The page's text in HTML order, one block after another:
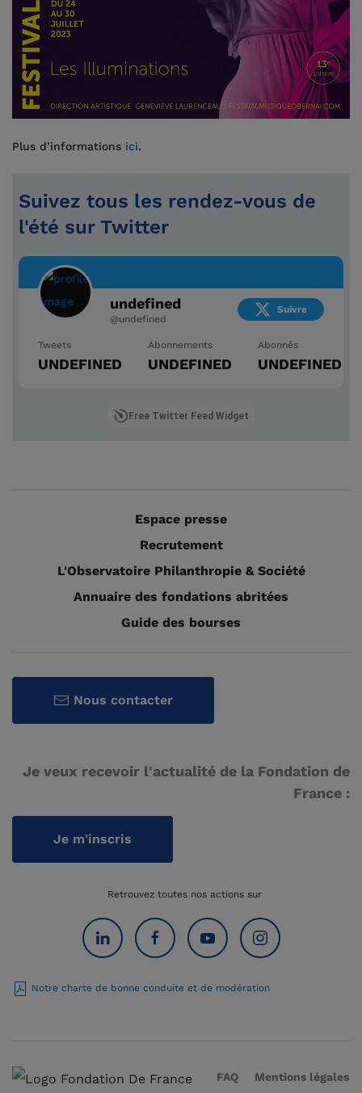
Plus d’informations ici.
Suivez tous les rendez-vous de
l'été sur Twitter
undefined
@undefined
Suivre
Tweets
UNDEFINED
Abonnements
UNDEFINED
Abonnés
UNDEFINED
Free Twitter Feed Widget
Espace presse
Recrutement
L'Observatoire Philanthropie & Société
Annuaire des fondations abritées
Guide des bourses
Nous contacter
Je veux recevoir l'actualité de la Fondation de
France :
Je m'inscris
Retrouvez toutes nos actions sur
Notre charte de bonne conduite et de modération
FAQ
Mentions légales